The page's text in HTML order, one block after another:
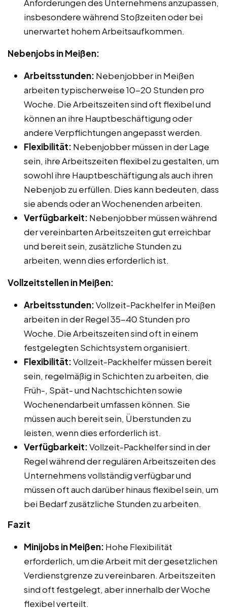
Anforderungen des Unternehmens anzupassen,
insbesondere während Stoßzeiten oder bei
unerwartet hohem Arbeitsaufkommen.
Nebenjobs in Meißen:
Arbeitsstunden: Nebenjobber in Meißen
arbeiten typischerweise 10-20 Stunden pro
Woche. Die Arbeitszeiten sind oft flexibel und
können an ihre Hauptbeschäftigung oder
andere Verpflichtungen angepasst werden.
Flexibilität: Nebenjobber müssen in der Lage
sein, ihre Arbeitszeiten flexibel zu gestalten, um
sowohl ihre Hauptbeschäftigung als auch ihren
Nebenjob zu erfüllen. Dies kann bedeuten, dass
sie abends oder an Wochenenden arbeiten.
Verfügbarkeit: Nebenjobber müssen während
der vereinbarten Arbeitszeiten gut erreichbar
und bereit sein, zusätzliche Stunden zu
arbeiten, wenn dies erforderlich ist.
Vollzeitstellen in Meißen:
Arbeitsstunden:Vollzeit-Packhelfer in Meißen
arbeiten in der Regel 35-40 Stunden pro
Woche. Die Arbeitszeiten sind oft in einem
festgelegten Schichtsystem organisiert.
Flexibilität:Vollzeit-Packhelfer müssen bereit
sein, regelmäßig in Schichten zu arbeiten, die
Früh-, Spät- und Nachtschichten sowie
Wochenendarbeit umfassen können. Sie
müssen auch bereit sein, Überstunden zu
leisten, wenn dies erforderlich ist.
Verfügbarkeit:Vollzeit-Packhelfer sind in der
Regel während der regulären Arbeitszeiten des
Unternehmens vollständig verfügbar und
müssen oft auch darüber hinaus flexibel sein, um
bei Bedarf zusätzliche Stunden zu arbeiten.
Fazit
Minijobs in Meißen: Hohe Flexibilität
erforderlich, um die Arbeit mit der gesetzlichen
Verdienstgrenze zu vereinbaren. Arbeitszeiten
sind oft festgelegt, aber innerhalb der Woche
flexibel verteilt.